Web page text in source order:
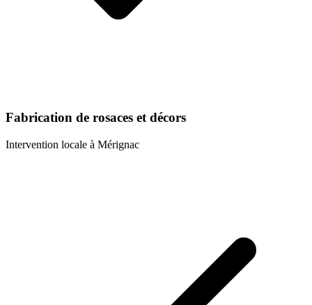
Fabrication de rosaces et décors
Intervention locale à Mérignac